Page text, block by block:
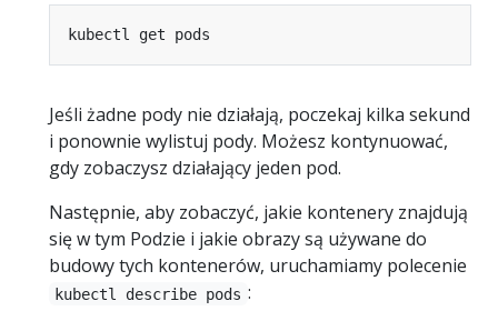
Jeśli żadne pody nie działają, poczekaj kilka sekund
i ponownie wylistuj pody. Możesz kontynuować,
gdy zobaczysz działający jeden pod.
Następnie, aby zobaczyć, jakie kontenery znajdują
się w tym Podzie i jakie obrazy są używane do
budowy tych kontenerów, uruchamiamy polecenie
kubectl describe pods :